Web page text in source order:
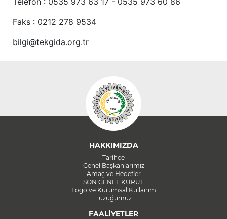
Faks : 0212 278 9534
bilgi@tekgida.org.tr
HAKKIMIZDA
Tarihçe
Genel Başkanlarımız
Amaç ve Hedefler
SON GENEL KURUL
Logo ve Kurumsal Kullanım
Tüzüğümüz
FAALİYETLER